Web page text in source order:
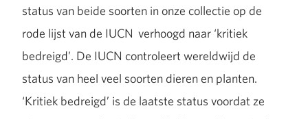
status van beide soorten in onze collectie op de
rode lijst van de IUCN verhoogd naar ‘kritiek
bedreigd’. De IUCN controleert wereldwijd de
status van heel veel soorten dieren en planten.
‘Kritiek bedreigd’ is de laatste status voordat ze